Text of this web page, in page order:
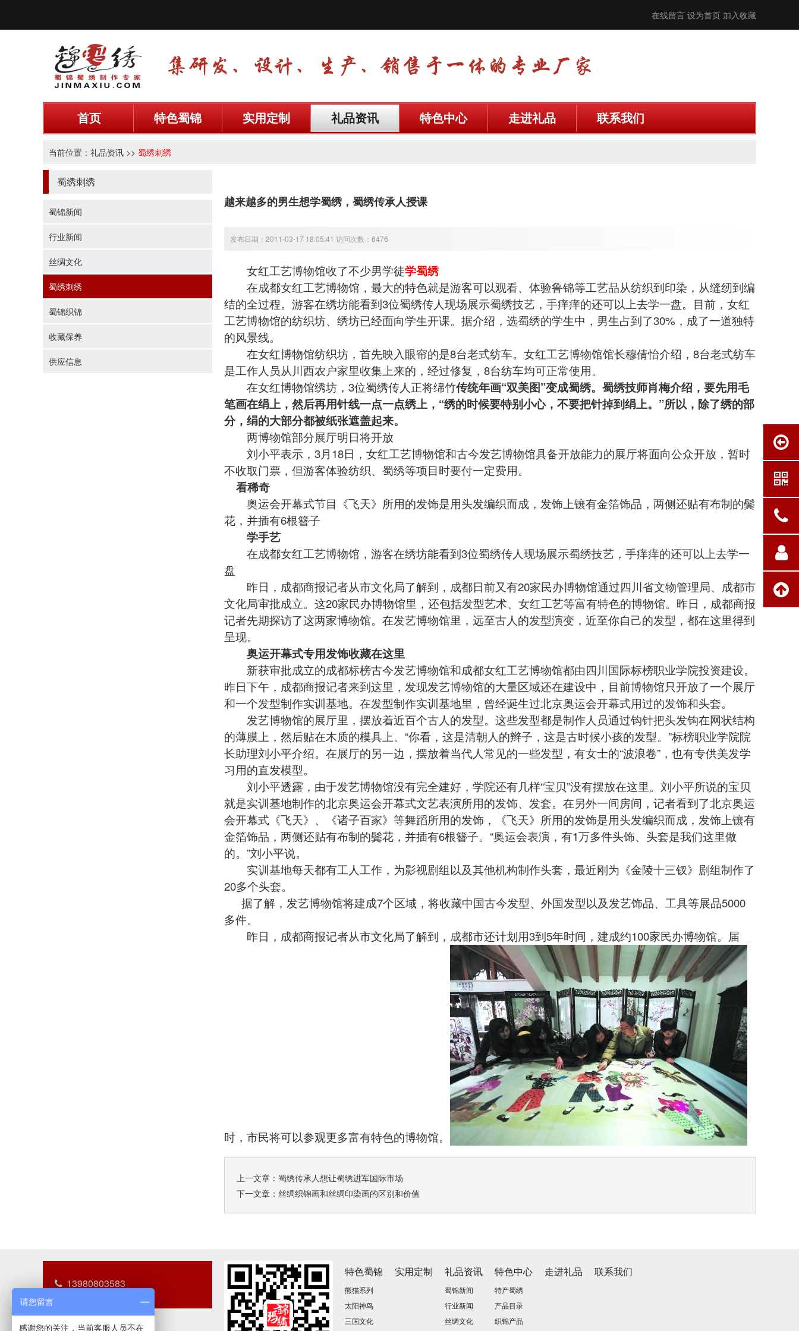
在线留言 设为首页 加入收藏
首页 特色蜀锦 实用定制 礼品资讯 特色中心 走进礼品 联系我们
当前位置： 礼品资讯 >> 蜀绣刺绣
蜀绣刺绣
蜀锦新闻
行业新闻
丝绸文化
蜀绣刺绣
蜀锦织锦
收藏保养
供应信息
越来越多的男生想学蜀绣，蜀绣传承人授课
发布日期：2011-03-17 18:05:41 访问次数：6476
女红工艺博物馆收了不少男学徒学蜀绣
在成都女红工艺博物馆，最大的特色就是游客可以观看、体验鲁锦等工艺品从纺织到印染，从缝纫到编
结的全过程。游客在绣坊能看到3位蜀绣传人现场展示蜀绣技艺，手痒痒的还可以上去学一盘。目前，女红
工艺博物馆的纺织坊、绣坊已经面向学生开课。据介绍，选蜀绣的学生中，男生占到了30%，成了一道独特
的风景线。
在女红博物馆纺织坊，首先映入眼帘的是8台老式纺车。女红工艺博物馆馆长穆倩怡介绍，8台老式纺车
是工作人员从川西农户家里收集上来的，经过修复，8台纺车均可正常使用。
在女红博物馆绣坊，3位蜀绣传人正将绵竹传统年画“双美图”变成蜀绣。 蜀绣技师肖梅介绍，要先用毛
笔画在绢上，然后再用针线一点一点绣上，“绣的时候要特别小心，不要把针掉到绢上。”所以，除了绣的部
分，绢的大部分都被纸张遮盖起来。
两博物馆部分展厅明日将开放
刘小平表示，3月18日，女红工艺博物馆和古今发艺博物馆具备开放能力的展厅将面向公众开放，暂时
不收取门票，但游客体验纺织、蜀绣等项目时要付一定费用。
看稀奇
奥运会开幕式节目《飞天》所用的发饰是用头发编织而成，发饰上镶有金箔饰品，两侧还贴有布制的鬓
花，并插有6根簪子
学手艺
在成都女红工艺博物馆，游客在绣坊能看到3位蜀绣传人现场展示蜀绣技艺，手痒痒的还可以上去学一
盘
昨日，成都商报记者从市文化局了解到，成都日前又有20家民办博物馆通过四川省文物管理局、成都市
文化局审批成立。这20家民办博物馆里，还包括发型艺术、女红工艺等富有特色的博物馆。昨日，成都商报
记者先期探访了这两家博物馆。在发艺博物馆里，远至古人的发型演变，近至你自己的发型，都在这里得到
呈现。
奥运开幕式专用发饰收藏在这里
新获审批成立的成都标榜古今发艺博物馆和成都女红工艺博物馆都由四川国际标榜职业学院投资建设。
昨日下午，成都商报记者来到这里，发现发艺博物馆的大量区域还在建设中，目前博物馆只开放了一个展厅
和一个发型制作实训基地。在发型制作实训基地里，曾经诞生过北京奥运会开幕式用过的发饰和头套。
发艺博物馆的展厅里，摆放着近百个古人的发型。这些发型都是制作人员通过钩针把头发钩在网状结构
的薄膜上，然后贴在木质的模具上。“你看，这是清朝人的辫子，这是古时候小孩的发型。”标榜职业学院院
长助理刘小平介绍。在展厅的另一边，摆放着当代人常见的一些发型，有女士的“波浪卷”，也有专供美发学
习用的直发模型。
刘小平透露，由于发艺博物馆没有完全建好，学院还有几样“宝贝”没有摆放在这里。刘小平所说的宝贝
就是实训基地制作的北京奥运会开幕式文艺表演所用的发饰、发套。在另外一间房间，记者看到了北京奥运
会开幕式《飞天》、《诸子百家》等舞蹈所用的发饰，《飞天》所用的发饰是用头发编织而成，发饰上镶有
金箔饰品，两侧还贴有布制的鬓花，并插有6根簪子。“奥运会表演，有1万多件头饰、头套是我们这里做
的。”刘小平说。
实训基地每天都有工人工作，为影视剧组以及其他机构制作头套，最近刚为《金陵十三钗》剧组制作了
20多个头套。
据了解，发艺博物馆将建成7个区域，将收藏中国古今发型、外国发型以及发艺饰品、工具等展品5000
多件。
昨日，成都商报记者从市文化局了解到，成都市还计划用3到5年时间，建成约100家民办博物馆。届
时，市民将可以参观更多富有特色的博物馆。
上一文章： 蜀绣传承人想让蜀绣进军国际市场
下一文章： 丝绸织锦画和丝绸印染画的区别和价值
13980803583
特色蜀锦
熊猫系列
太阳神鸟
三国文化
实用定制 礼品资讯
蜀锦新闻
行业新闻
丝绸文化
特色中心
特产蜀绣
产品目录
织锦产品
走进礼品 联系我们
请您留言
感谢您的关注，当前客服人员不在